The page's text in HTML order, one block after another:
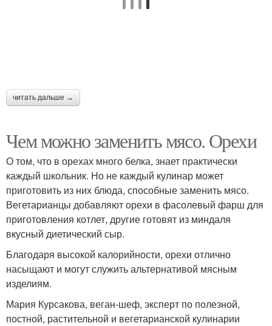
читать дальше →
Чем можно заменить мясо. Орехи
О том, что в орехах много белка, знает практически
каждый школьник. Но не каждый кулинар может
приготовить из них блюда, способные заменить мясо.
Вегетарианцы добавляют орехи в фасолевый фарш для
приготовления котлет, другие готовят из миндаля
вкусный диетический сыр.
Благодаря высокой калорийности, орехи отлично
насыщают и могут служить альтернативой мясным
изделиям.
Мария Курсакова, веган-шеф, эксперт по полезной,
постной, растительной и вегетарианской кулинарии